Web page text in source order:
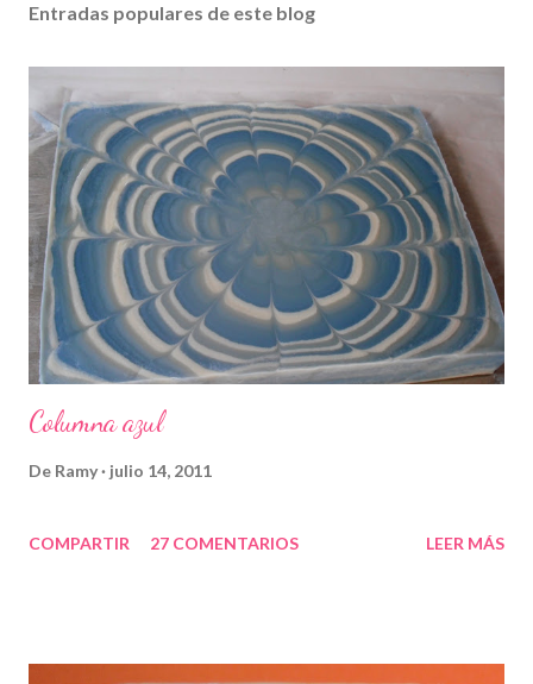
Entradas populares de este blog
Columna azul
De Ramy julio 14, 2011
COMPARTIR 27 COMENTARIOS LEER MÁS